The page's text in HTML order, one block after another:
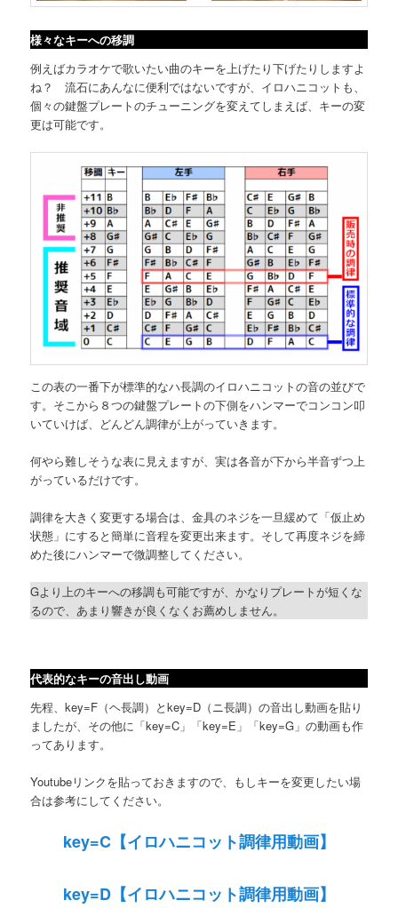
様々なキーへの移調
例えばカラオケで歌いたい曲のキーを上げたり下げたりしますよ
ね？ 流石にあんなに便利ではないですが、イロハニコットも、
個々の鍵盤プレートのチューニングを変えてしまえば、キーの変
更は可能です。
この表の一番下が標準的なハ長調のイロハニコットの音の並びで
す。そこから８つの鍵盤プレートの下側をハンマーでコンコン叩
いていけば、どんどん調律が上がっていきます。
何やら難しそうな表に見えますが、実は各音が下から半音ずつ上
がっているだけです。
調律を大きく変更する場合は、金具のネジを一旦緩めて「仮止め
状態」にすると簡単に音程を変更出来ます。そして再度ネジを締
めた後にハンマーで微調整してください。
Gより上のキーへの移調も可能ですが、かなりプレートが短くな
るので、あまり響きが良くなくお薦めしません。
代表的なキーの音出し動画
先程、key=F（ヘ長調）とkey=D（ニ長調）の音出し動画を貼り
ましたが、その他に「key=C」「key=E」「key=G」の動画も作
ってあります。
Youtubeリンクを貼っておきますので、もしキーを変更したい場
合は参考にしてください。
key=C【イロハニコット調律用動画】
key=D【イロハニコット調律用動画】